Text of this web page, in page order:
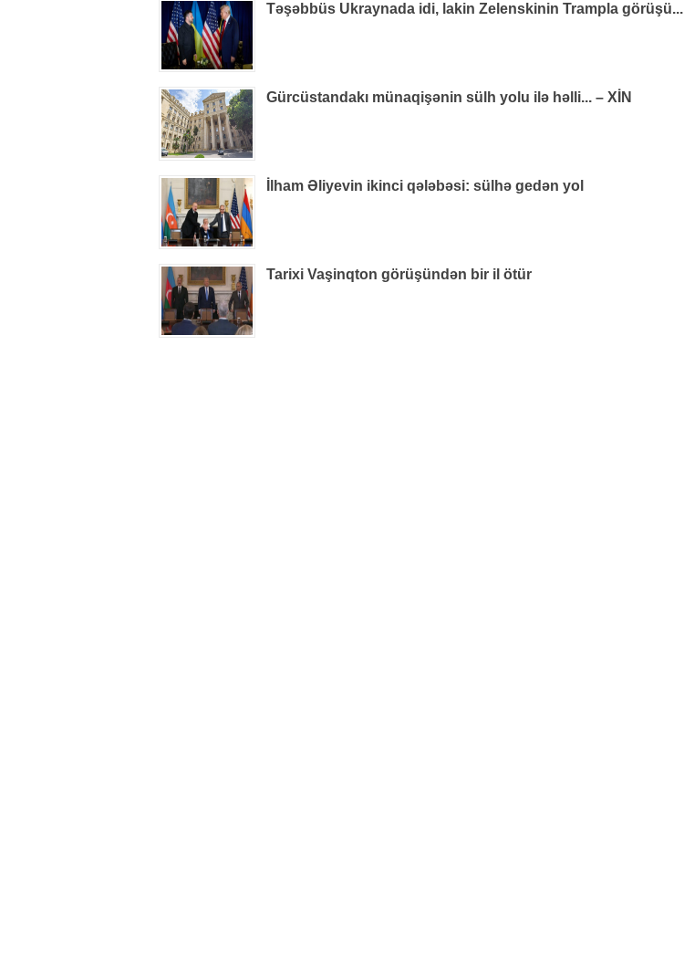
Təşəbbüs Ukraynada idi, lakin Zelenskinin Trampla görüşü...
Gürcüstandakı münaqişənin sülh yolu ilə həlli... – XİN
İlham Əliyevin ikinci qələbəsi: sülhə gedən yol
Tarixi Vaşinqton görüşündən bir il ötür